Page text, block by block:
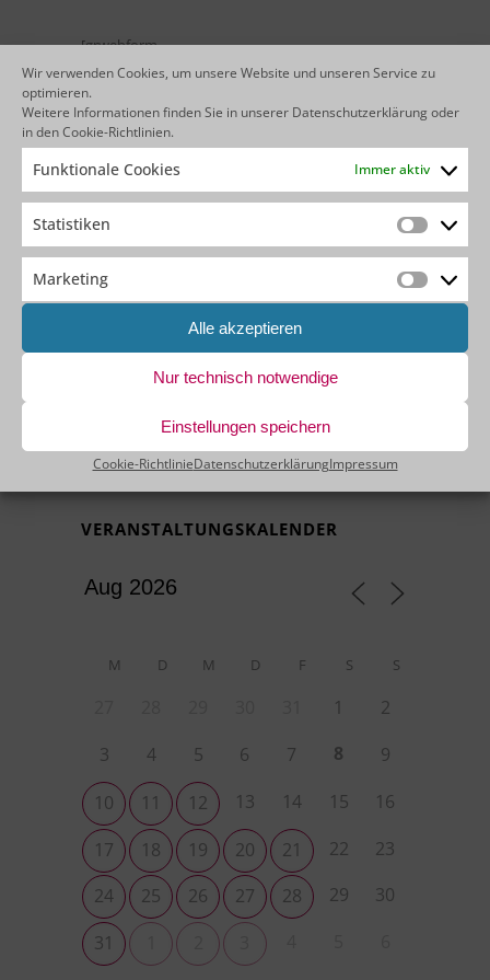
Wir verwenden Cookies, um unsere Website und unseren Service zu
optimieren.
Weitere Informationen finden Sie in unserer Datenschutzerklärungoder
in denCookie-Richtlinien.
Funktionale Cookies Immer aktiv
Statistiken
Marketing
Alle akzeptieren
Nur technisch notwendige
Einstellungen speichern
Cookie-RichtlinieDatenschutzerklärungImpressum
[grwebform
url=”https://app.getresponse.com/view_webform_v2.js?
u=BcVEm&webforms_id=29404801″ css=”on”
center=”off” center_margin=”200″/]
AGENTBASE BLOG
Vier Webinare, ein roter Faden: Ein Rückblick auf
die Agentic-Systems-Engineering-Reihe
den nächsten Produktivitätssprung macht
OutSystems Mentor live erleben: Die Webinar-
Aufzeichnung ist da
VERANSTALTUNGSKALENDER
M D M D F S S
1
2
3
4 5 6 7 8
9
10
11 12 13 14 15
16
17
18 19 20 21 22
23
24
25 26 27 28 29
30
31